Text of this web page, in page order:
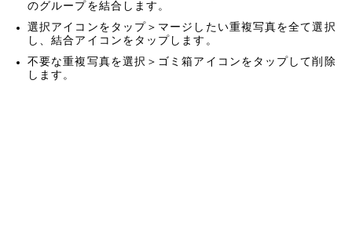
のグループを結合します。
選択アイコンをタップ＞マージしたい重複写真を全て選択
し、結合アイコンをタップします。
不要な重複写真を選択＞ゴミ箱アイコンをタップして削除
します。